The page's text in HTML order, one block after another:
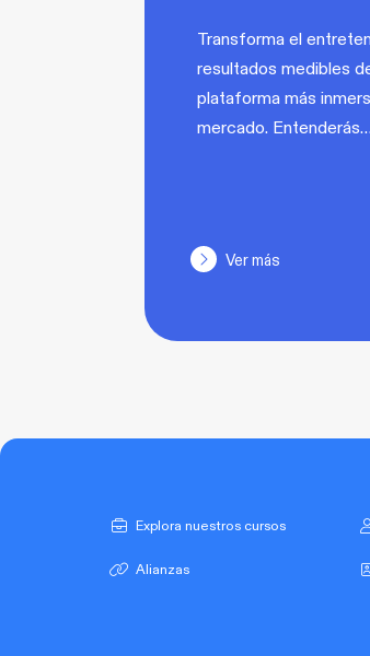
Transforma el
resultados medibles
plataforma más
mercado. Entenderás…
Ver más
Explora nuestros cursos
Alianzas